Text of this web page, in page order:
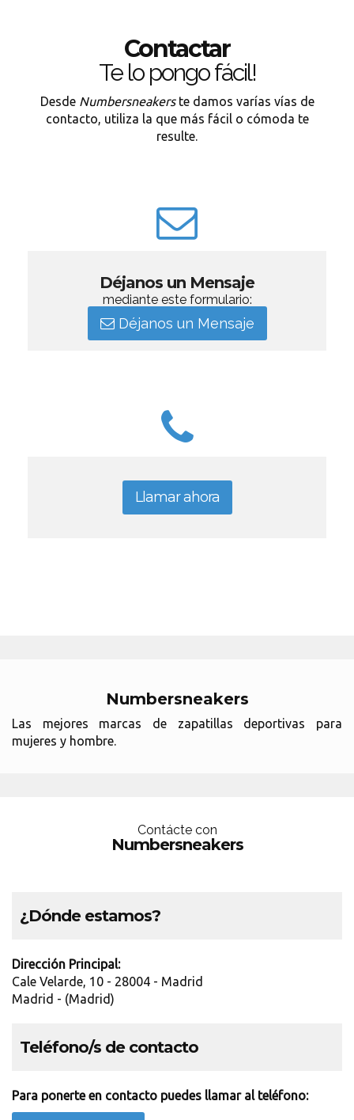
Contactar
Te lo pongo fácil!
Desde Numbersneakerste damos varías vías de
contacto, utiliza la que más fácil o cómoda te
resulte.
Déjanos un Mensaje
mediante este formulario:
Déjanos un Mensaje
Llamar ahora
Numbersneakers
Las mejores marcas de zapatillas deportivas para
mujeres y hombre.
Contácte con
Numbersneakers
¿Dónde estamos?
Dirección Principal:
Cale Velarde, 10 - 28004 - Madrid
Madrid - (Madrid)
Teléfono/s de contacto
Para ponerte en contacto puedes llamar al teléfono: